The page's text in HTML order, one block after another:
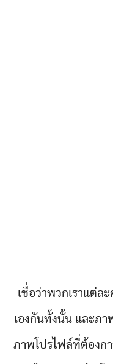
เชื่อว่าพวกเราแต่
เองกันทั้งนั้น และภา
ภาพโปรไฟล์ที่ต้องก